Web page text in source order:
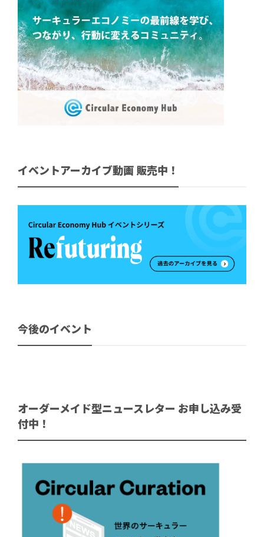
イベントアーカイブ動画 販売中！
今後のイベント
オーダーメイド型ニュースレター お申し込み受
付中！